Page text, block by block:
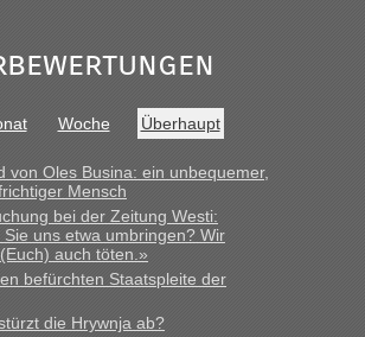
Woche Überhaupt
von Oles Busina: ein unbequemer,
Mensch
bei der Zeitung Westi:
Sie uns etwa umbringen? Wir
auch töten.»
befürchten Staatspleite der
die Hrywnja ab?